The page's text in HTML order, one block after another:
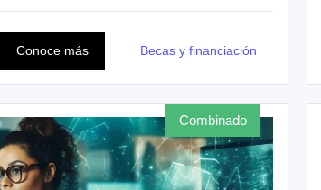
Conoce más Becas y financiación
combinado